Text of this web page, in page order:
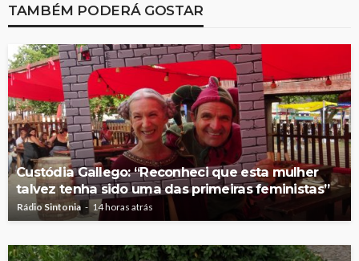
TAMBÉM PODERÁ GOSTAR
Custódia Gallego: “Reconheci que esta mulher
talvez tenha sido uma das primeiras feministas”
Rádio Sintonia 14 horas atrás